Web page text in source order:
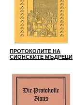
ПРОТОКОЛИТЕ НА
СИОНСКИТЕ МЪДРЕЦИ